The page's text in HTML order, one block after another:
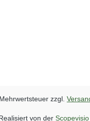
zzgl.
von der Scopevisio